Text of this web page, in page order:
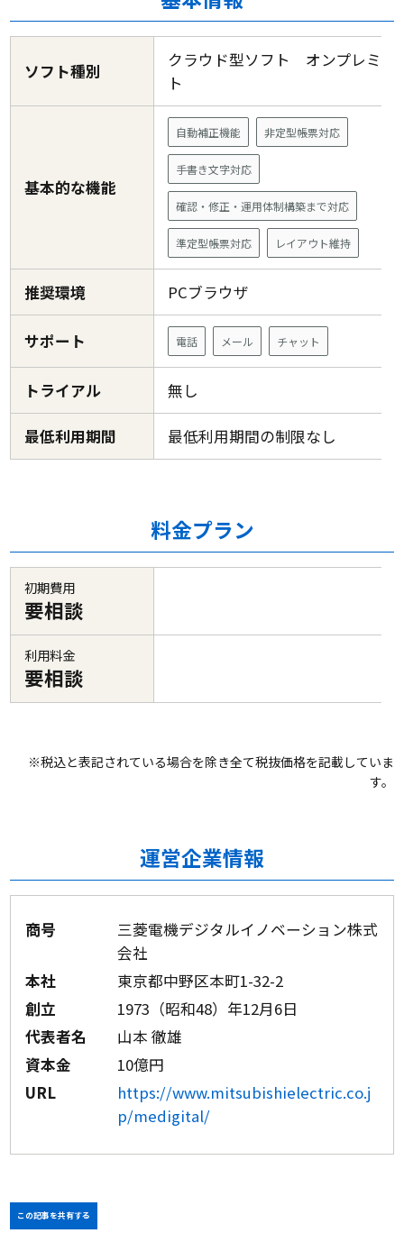
ソフト種別
クラウド型ソフト オンプレミス
ト
基本的な機能
自動補正機能 非定型帳票対応
手書き文字対応
確認・修正・運用体制構築まで対応
準定型帳票対応 レイアウト維持
推奨環境 PCブラウザ
サポート 電話 メール チャット
トライアル 無し
最低利用期間 最低利用期間の制限なし
料金プラン
初期費用
要相談
利用料金
要相談
※税込と表記されている場合を除き全て税抜価格を記載していま
す。
運営企業情報
商号
三菱電機デジタルイノベーション株式
会社
本社
東京都中野区本町1-32-2
創立
1973（昭和48）年12月6日
代表者名
山本 徹雄
資本金
10億円
URL
https://www.mitsubishielectric.co.j
p/medigital/
この記事を共有する